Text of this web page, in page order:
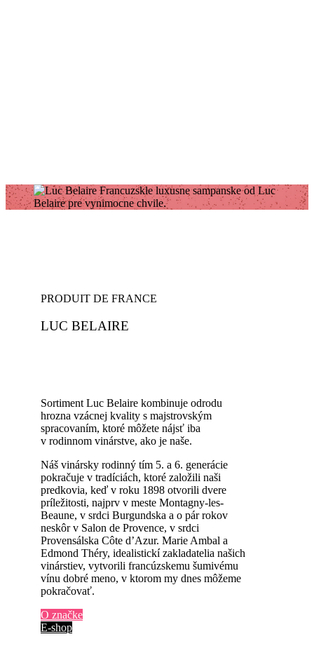
PRODUIT DE FRANCE
LUC BELAIRE
Sortiment Luc Belaire kombinuje odrodu
hrozna vzácnej kvality s majstrovským
spracovaním, ktoré môžete nájsť iba
v rodinnom vinárstve, ako je naše.
Náš vinársky rodinný tím 5. a 6. generácie
pokračuje v tradíciách, ktoré založili naši
predkovia, keď v roku 1898 otvorili dvere
príležitosti, najprv v meste Montagny-les-
Beaune, v srdci Burgundska a o pár rokov
neskôr v Salon de Provence, v srdci
Provensálska Côte d’Azur. Marie Ambal a
Edmond Théry, idealistickí zakladatelia našich
vinárstiev, vytvorili francúzskemu šumivému
vínu dobré meno, v ktorom my dnes môžeme
pokračovať.
O značke
E-shop